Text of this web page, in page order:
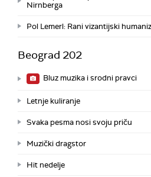
Nirnberga
Pol Lemerl: Rani vizantijski
Beograd 202
Bluz muzika i srodni pravci
Letnje kuliranje
Svaka pesma nosi svoju priču
Muzički dragstor
Hit nedelje